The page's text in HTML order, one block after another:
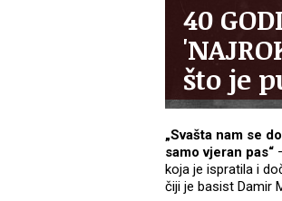
40
što je
„Svašta nam se
samo vjeran pas“
koja je ispratila i
čiji je basist Damir